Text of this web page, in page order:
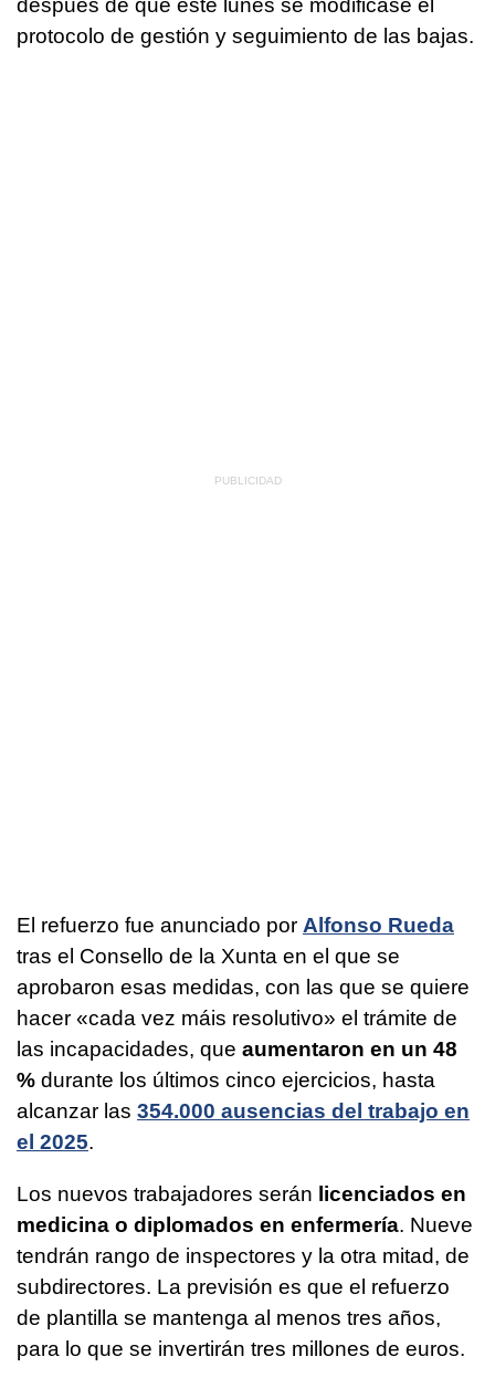
después de que este lunes se modificase el
protocolo de gestión y seguimiento de las bajas.
El refuerzo fue anunciado por Alfonso Rueda
tras el Consello de la Xunta en el que se
aprobaron esas medidas, con las que se quiere
hacer «cada vez máis resolutivo» el trámite de
las incapacidades, que aumentaron en un 48
% durante los últimos cinco ejercicios, hasta
alcanzar las 354.000 ausencias del trabajo en
el 2025.
Los nuevos trabajadores serán licenciados en
medicina o diplomados en enfermería. Nueve
tendrán rango de inspectores y la otra mitad, de
subdirectores. La previsión es que el refuerzo
de plantilla se mantenga al menos tres años,
para lo que se invertirán tres millones de euros.